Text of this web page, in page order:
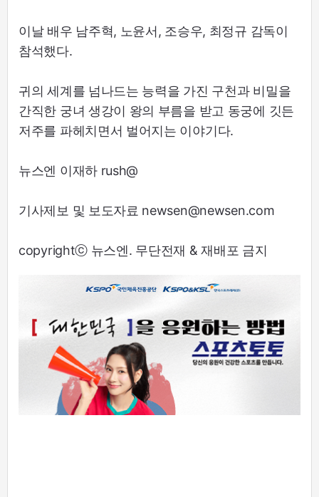
이날 배우 남주혁, 노윤서, 조승우, 최정규 감독이
참석했다.
귀의 세계를 넘나드는 능력을 가진 구천과 비밀을
간직한 궁녀 생강이 왕의 부름을 받고 동궁에 깃든
저주를 파헤치면서 벌어지는 이야기다.
뉴스엔 이재하 rush@
기사제보 및 보도자료 newsen@newsen.com
copyrightⓒ 뉴스엔. 무단전재 & 재배포 금지